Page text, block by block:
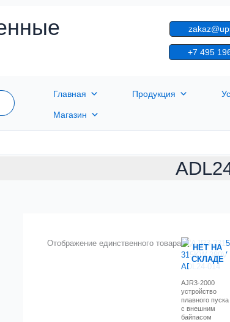
+7 495
Главная Продукция
Магазин
Отображение единственного товара
НЕТ НА
СКЛАДЕ
AJR3-2000
устройство
плавного пуска
с внешним
байпасом